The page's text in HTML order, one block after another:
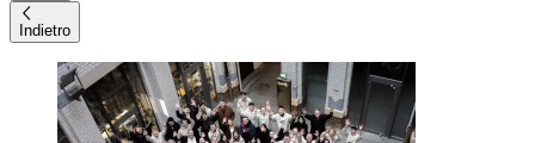
Indietro